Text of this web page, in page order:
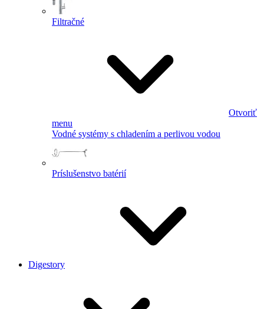
Filtračné
Otvoriť
menu
Vodné systémy s chladením a perlivou vodou
Príslušenstvo batérií
Digestory